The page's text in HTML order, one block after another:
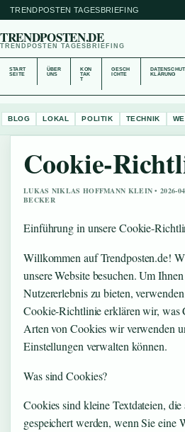
TRENDPOSTEN TAGESBRIEFING
TRENDPOSTEN.DE
TRENDPOSTEN TAGESBRIEFING
START
SEITE
ÜBER
UNS
KON
TAK
T
GESCH
ICHTE
KLÄRUNG
BLOG LOKAL POLITIK TECHNIK
Cookie-
LUKAS NIKLAS HOFFMANN KLEIN • 2026-
BECKER
Einführung in unsere Cookie-
Willkommen auf Trendposten.de!
unsere Website besuchen. Um Ihnen
Nutzererlebnis zu bieten,
Cookie-Richtlinie erklären wir, was
Arten von Cookies wir verwenden
Einstellungen verwalten können.
Was sind Cookies?
Cookies sind kleine Textdateien,
gespeichert werden, wenn Sie eine